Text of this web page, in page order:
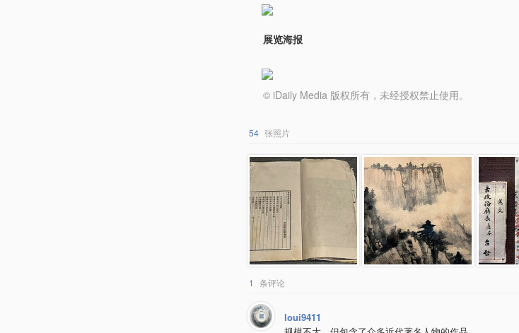
展览海报
© iDaily Media 版权所有，未经授权禁止使用。
54 张照片
1 条评论
loui9411